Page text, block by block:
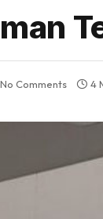
No Comments 4